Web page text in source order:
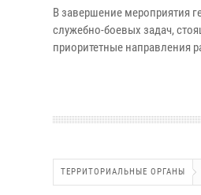
В завершение мероприятия
служебно-боевых задач,
приоритетные направления
ТЕРРИТОРИАЛЬНЫЕ ОРГАНЫ